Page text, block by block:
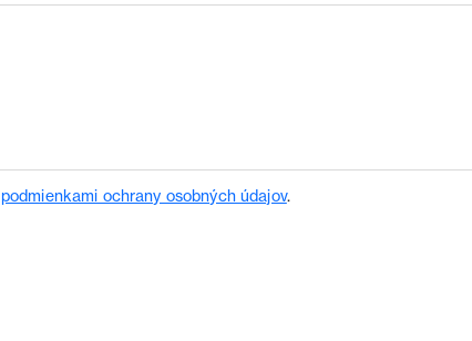
podmienkami ochrany osobných údajov.